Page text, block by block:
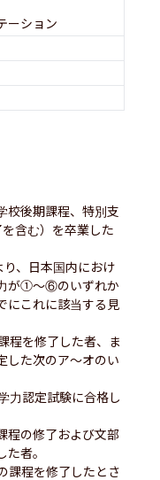
ーション
校後期課程、特別支
含む）を卒業した
、日本国内におけ
が①〜⑥のいずれか
にこれに該当する見
程を修了した者、ま
した次のア〜オのい
力認定試験に合格し
程の修了および文部
者。
課程を修了したとさ